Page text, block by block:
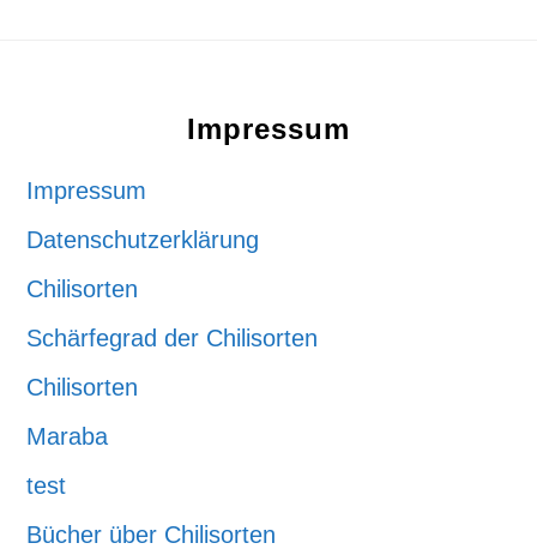
Impressum
Impressum
Datenschutzerklärung
Chilisorten
Schärfegrad der Chilisorten
Chilisorten
Maraba
test
Bücher über Chilisorten